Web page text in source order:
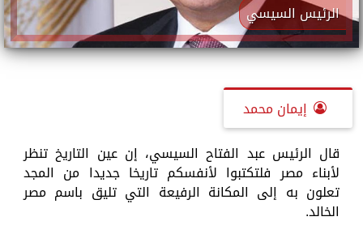
الرئيس السيسي
إيمان محمد
قال الرئيس عبد الفتاح السيسي، إن عين التاريخ تنظر
لأبناء مصر فلتكتبوا لأنفسكم تاريخا جديدا من المجد
تعلون به إلى المكانة الرفيعة التي تليق باسم مصر
الخالد.